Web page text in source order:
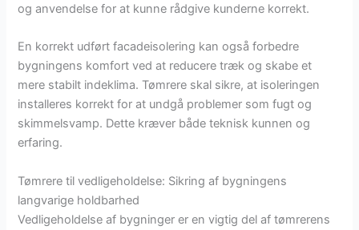
og anvendelse for at kunne rådgive kunderne korrekt.
En korrekt udført facadeisolering kan også forbedre
bygningens komfort ved at reducere træk og skabe et
mere stabilt indeklima. Tømrere skal sikre, at isoleringen
installeres korrekt for at undgå problemer som fugt og
skimmelsvamp. Dette kræver både teknisk kunnen og
erfaring.
Tømrere til vedligeholdelse: Sikring af bygningens
langvarige holdbarhed
Vedligeholdelse af bygninger er en vigtig del af tømrerens